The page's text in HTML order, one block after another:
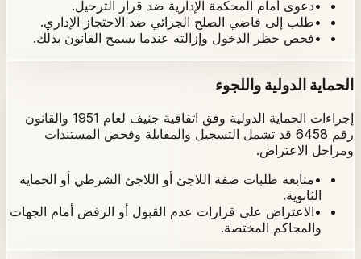
•دعوى أمام المحكمة الإدارية ضد قرار الترحيل.
•طلب إلى قاضي الصلح الجزائي ضد الاحتجاز الإداري.
•فحص حظر الدخول وإزالته عندما يسمح القانون بذلك.
الحماية الدولية واللجوء
إجراءات الحماية الدولية وفق اتفاقية جنيف لعام 1951 والقانون
رقم 6458 قد تشمل التسجيل والمقابلة وفحص المستندات
ومراحل الاعتراض.
•متابعة طلبات صفة اللاجئ أو اللاجئ الشرطي أو الحماية
الثانوية.
•الاعتراض على قرارات عدم القبول أو الرفض أمام الجهات
والمحاكم المختصة.